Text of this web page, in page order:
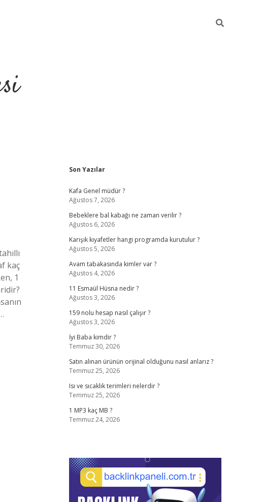
kaç
1
Sidebar
Son Yazılar
Kafa Genel müdür ?
Ağustos 7, 2026
Bebeklere bal kabağı ne zaman verilir ?
Ağustos 6, 2026
Karışık kıyafetler hangi programda kurutulur ?
Ağustos 5, 2026
Avam tabakasında kimler var ?
Ağustos 4, 2026
11 Esmaül Hüsna nedir ?
Ağustos 3, 2026
159 nolu hesap nasıl çalışır ?
Ağustos 3, 2026
İyi Baba kimdir ?
Temmuz 30, 2026
Satın alınan ürünün orijinal olduğunu nasıl anlarız ?
Temmuz 25, 2026
Isı ve sıcaklık terimleri nelerdir ?
Temmuz 25, 2026
1 MP3 kaç MB ?
Temmuz 24, 2026